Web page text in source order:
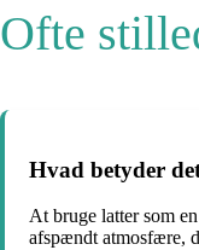
Ofte
Hvad betyder
At bruge latter som
afspændt atmosfære,